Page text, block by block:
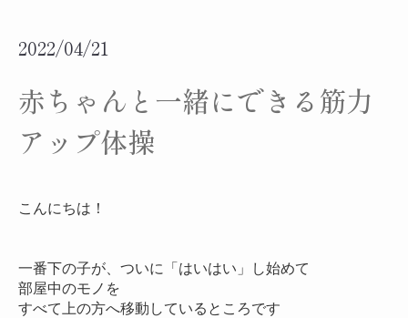
2022/04/21
赤ちゃんと一緒にできる筋力
アップ体操
こんにちは！
一番下の子が、ついに「はいはい」し始めて
部屋中のモノを
すべて上の方へ移動しているところです